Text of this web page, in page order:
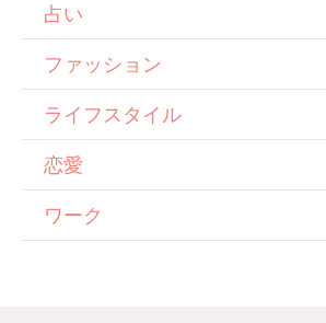
占い
ファッション
ライフスタイル
恋愛
ワーク